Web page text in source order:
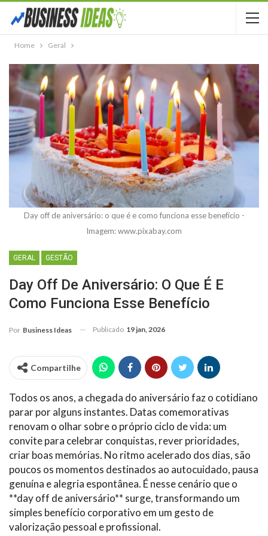
Home Geral
Day off de aniversário: o que é e como funciona esse benefício -
Imagem: www.pixabay.com
GERAL GESTÃO
Day Off De Aniversário: O Que É E
Como Funciona Esse Benefício
Por Business Ideas Publicado 19 jan, 2026
Compartilhe
Todos os anos, a chegada do aniversário faz o cotidiano
parar por alguns instantes. Datas comemorativas
renovam o olhar sobre o próprio ciclo de vida: um
convite para celebrar conquistas, rever prioridades,
criar boas memórias. No ritmo acelerado dos dias, são
poucos os momentos destinados ao autocuidado, pausa
genuína e alegria espontânea. É nesse cenário que o
**day off de aniversário** surge, transformando um
simples benefício corporativo em um gesto de
valorização pessoal e profissional.